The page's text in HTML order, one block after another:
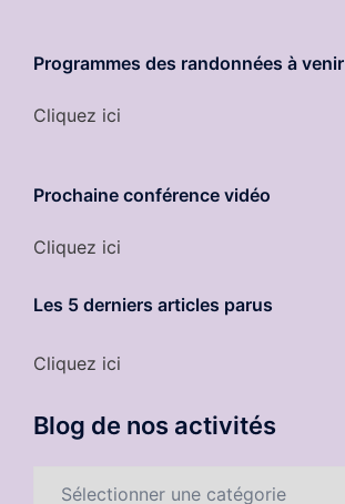
Programmes des randonnées à venir
Cliquez ici
Prochaine conférence vidéo
Cliquez ici
Les 5 derniers articles parus
Cliquez ici
Blog de nos activités